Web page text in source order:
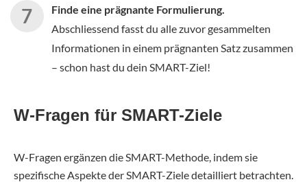
Finde eine prägnante Formulierung.
Abschliessend fasst du alle zuvor gesammelten
Informationen in einem prägnanten Satz zusammen
– schon hast du dein SMART-Ziel!
W-Fragen für SMART-Ziele
W-Fragen ergänzen die SMART-Methode, indem sie
spezifische Aspekte der SMART-Ziele detailliert betrachten.